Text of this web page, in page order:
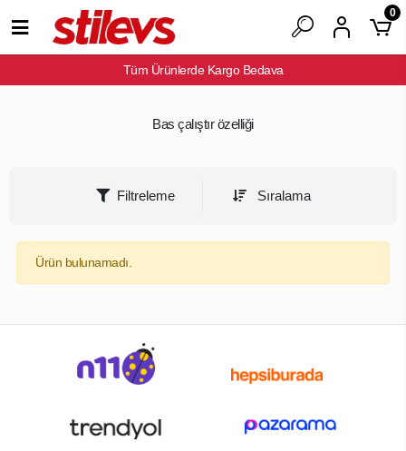
Tüm Ürünlerde Kargo Bedava
0
Bas çalıştır özelliği
Filtreleme Sıralama
Ürün bulunamadı.